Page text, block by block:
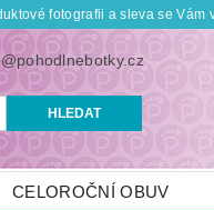
fotografii a sleva se Vám
CELOROČNÍ OBUV